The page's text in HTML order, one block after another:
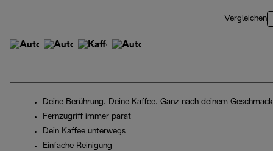
Vergleichen
Deine Berührung. Deine Kaffee. Ganz nach deinem
Fernzugriff immer parat
Dein Kaffee unterwegs
Einfache Reinigung